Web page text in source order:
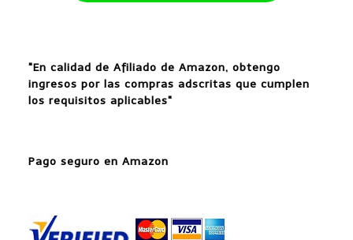
"En calidad de Afiliado de Amazon, obtengo
ingresos por las compras adscritas que cumplen
los requisitos aplicables"
Pago seguro en Amazon